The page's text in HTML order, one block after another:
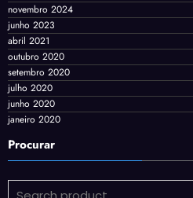
novembro 2024
junho 2023
abril 2021
outubro 2020
setembro 2020
julho 2020
junho 2020
janeiro 2020
Procurar